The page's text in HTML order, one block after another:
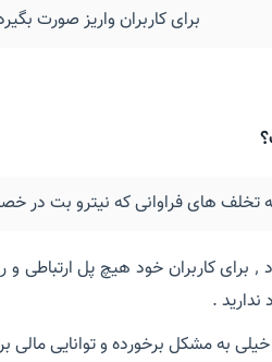
برای کاربران واریز صورت
تخلف های فراوانی که نیترو بت در
این سایت هیچ لایسنس بین المللی ندارد ٬ برای
.
به مشکل برخورده و توانایی مالی